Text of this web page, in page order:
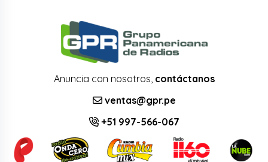
Anuncia con nosotros, contáctanos
ventas@gpr.pe
+51 997-566-067